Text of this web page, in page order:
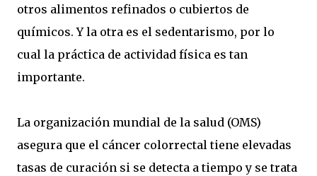
otros alimentos refinados o cubiertos de
químicos. Y la otra es el sedentarismo, por lo
cual la práctica de actividad física es tan
importante.
La organización mundial de la salud (OMS)
asegura que el cáncer colorrectal tiene elevadas
tasas de curación si se detecta a tiempo y se trata